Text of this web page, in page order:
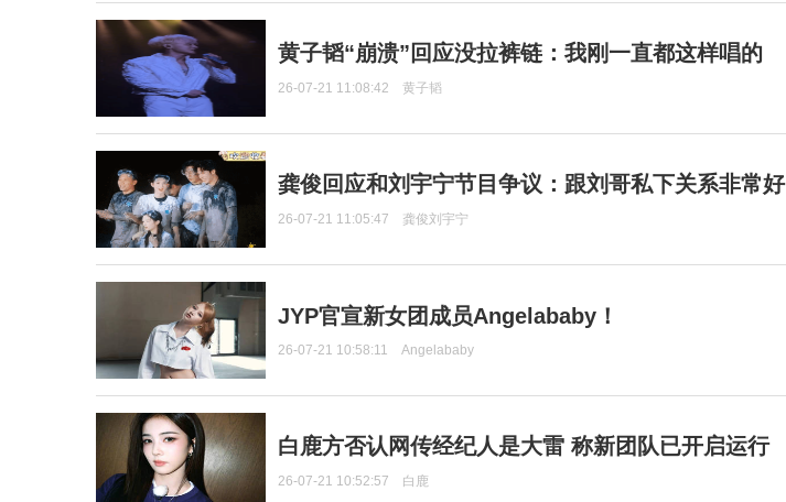
黄子韬“崩溃”回应没拉裤链：我刚一直都这样唱的
26-07-21 11:08:42 黄子韬
龚俊回应和刘宇宁节目争议：跟刘哥私下关系非常好
26-07-21 11:05:47 龚俊刘宇宁
JYP官宣新女团成员Angelababy！
26-07-21 10:58:11 Angelababy
白鹿方否认网传经纪人是大雷 称新团队已开启运行
26-07-21 10:52:57 白鹿